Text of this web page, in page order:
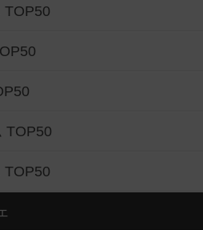
TOP50
TOP50
TOP50